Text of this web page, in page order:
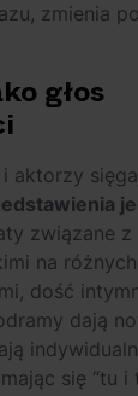
zmienia
głos
aktorzy
związane z
na
dość
dają
się “tu i